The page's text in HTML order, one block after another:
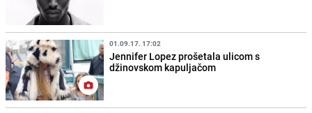
01.09.17. 17:02
Jennifer Lopez prošetala ulicom s
džinovskom kapuljačom